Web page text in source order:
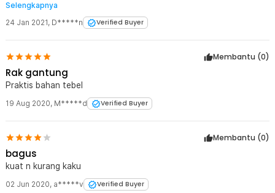
tindih lagi :)
Selengkapnya
24 Jan 2021, D*****n Verified Buyer
Membantu (0)
Rak gantung
Praktis bahan tebel
19 Aug 2020, M*****d Verified Buyer
Membantu (0)
bagus
kuat n kurang kaku
02 Jun 2020, a*****v Verified Buyer